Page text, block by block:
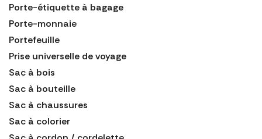
Porte-étiquette à bagage
Porte-monnaie
Portefeuille
Prise universelle de voyage
Sac à bois
Sac à bouteille
Sac à chaussures
Sac à colorier